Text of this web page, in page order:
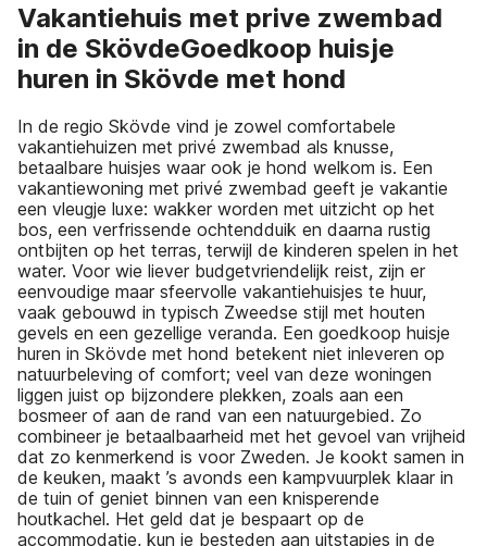
Vakantiehuis met prive zwembad
in de SkövdeGoedkoop huisje
huren in Skövde met hond
In de regio Skövde vind je zowel comfortabele
vakantiehuizen met privé zwembad als knusse,
betaalbare huisjes waar ook je hond welkom is. Een
vakantiewoning met privé zwembad geeft je vakantie
een vleugje luxe: wakker worden met uitzicht op het
bos, een verfrissende ochtendduik en daarna rustig
ontbijten op het terras, terwijl de kinderen spelen in het
water. Voor wie liever budgetvriendelijk reist, zijn er
eenvoudige maar sfeervolle vakantiehuisjes te huur,
vaak gebouwd in typisch Zweedse stijl met houten
gevels en een gezellige veranda. Een goedkoop huisje
huren in Skövde met hond betekent niet inleveren op
natuurbeleving of comfort; veel van deze woningen
liggen juist op bijzondere plekken, zoals aan een
bosmeer of aan de rand van een natuurgebied. Zo
combineer je betaalbaarheid met het gevoel van vrijheid
dat zo kenmerkend is voor Zweden. Je kookt samen in
de keuken, maakt ’s avonds een kampvuurplek klaar in
de tuin of geniet binnen van een knisperende
houtkachel. Het geld dat je bespaart op de
accommodatie, kun je besteden aan uitstapjes in de